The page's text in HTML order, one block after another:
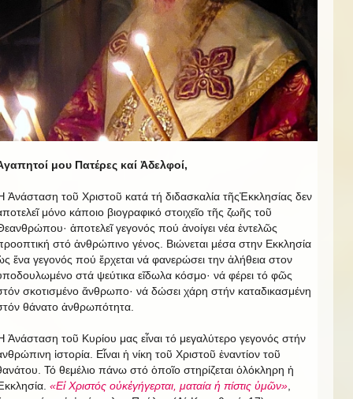
μου Πατέρες καί Ἀδελφοί,
Ἀνάσταση τοῦ Χριστοῦ κατά τή διδασκαλία τῆςἘκκλησίας δεν
μόνο κάποιο βιογραφικό στοιχεῖο τῆς ζωῆς τοῦ
ἀποτελεῖ γεγονός πού ἀνοίγει νέα ἐντελῶς
στό ἀνθρώπινο γένος. Βιώνεται μέσα στην Εκκλησία
ἕνα γεγονός πού ἔρχεται νά φανερώσει την ἀλήθεια στον
στά ψεύτικα εἴδωλα κόσμο· νά φέρει τό φῶς
σκοτισμένο ἄνθρωπο· νά δώσει χάρη στήν καταδικασμένη
θάνατο ἀνθρωπότητα.
Ἀνάσταση τοῦ Κυρίου μας εἶναι τό μεγαλύτερο γεγονός στήν
ἱστορία. Εἶναι ἡ νίκη τοῦ Χριστοῦ ἐναντίον τοῦ
Τό θεμέλιο πάνω στό ὁποῖο στηρίζεται ὁλόκληρη ἡ
«Εἰ Χριστός οὐκἐγήγερται, ματαία ἡ πίστις ὑμῶν»,